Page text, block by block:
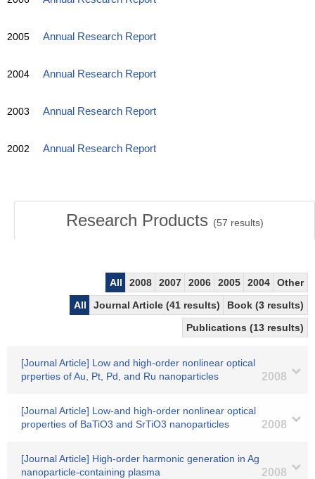
2005 Annual Research Report
2004 Annual Research Report
2003 Annual Research Report
2002 Annual Research Report
Research Products (57 results)
All 2008 2007 2006 2005 2004
Other
All
Journal Article (41 results)
Book (3 results)
Publications (13 results)
[Journal Article] Low and high-order nonlinear optical
prperties of Au, Pt, Pd, and Ru nanoparticles
2008
[Journal Article] Low-and high-order nonlinear optical
properties of BaTiO3 and SrTiO3 nanoparticles
2008
[Journal Article] High-order harmonic generation in Ag
nanoparticle-containing plasma
2008